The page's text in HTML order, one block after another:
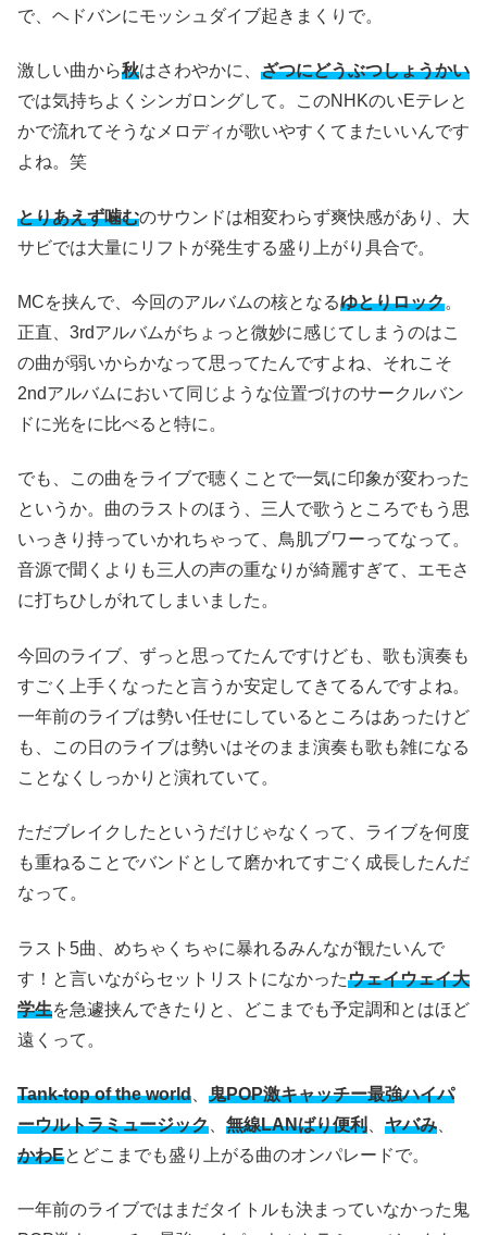
で、ヘドバンにモッシュダイブ起きまくりで。
激しい曲から秋はさわやかに、 ざつにどうぶつしょうかい
では気持ちよくシンガロングして。このNHKのいEテレと
かで流れてそうなメロディが歌いやすくてまたいいんです
よね。笑
とりあえず噛むのサウンドは相変わらず爽快感があり、大
サビでは大量にリフトが発生する盛り上がり具合で。
MCを挟んで、今回のアルバムの核となるゆとりロック。
正直、3rdアルバムがちょっと微妙に感じてしまうのはこ
の曲が弱いからかなって思ってたんですよね、それこそ
2ndアルバムにおいて同じような位置づけのサークルバン
ドに光をに比べると特に。
でも、この曲をライブで聴くことで一気に印象が変わった
というか。曲のラストのほう、三人で歌うところでもう思
いっきり持っていかれちゃって、鳥肌ブワーってなって。
音源で聞くよりも三人の声の重なりが綺麗すぎて、エモさ
に打ちひしがれてしまいました。
今回のライブ、ずっと思ってたんですけども、歌も演奏も
すごく上手くなったと言うか安定してきてるんですよね。
一年前のライブは勢い任せにしているところはあったけど
も、この日のライブは勢いはそのまま演奏も歌も雑になる
ことなくしっかりと演れていて。
ただブレイクしたというだけじゃなくって、ライブを何度
も重ねることでバンドとして磨かれてすごく成長したんだ
なって。
ラスト5曲、めちゃくちゃに暴れるみんなが観たいんで
す！と言いながらセットリストになかったウェイウェイ大
学生を急遽挟んできたりと、どこまでも予定調和とはほど
遠くって。
Tank-top of the world
鬼POP激キャッチー最強ハイパ
ーウルトラミュージック
無線LANばり便利 ヤバみ
かわEとどこまでも盛り上がる曲のオンパレードで。
一年前のライブではまだタイトルも決まっていなかった鬼